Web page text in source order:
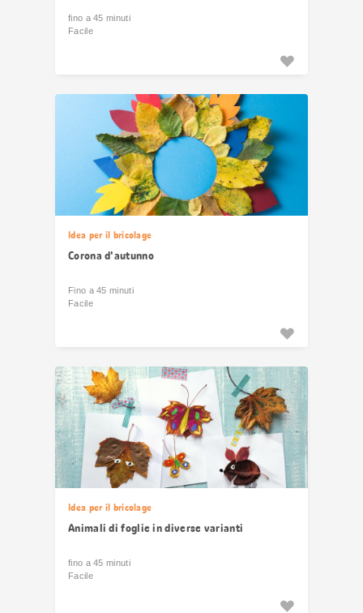
fino a 45 minuti
Facile
Idea per il bricolage
Corona d'autunno
Fino a 45 minuti
Facile
Idea per il bricolage
Animali di foglie in diverse varianti
fino a 45 minuti
Facile